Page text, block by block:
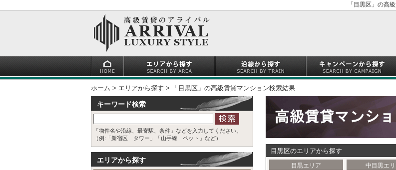
「目黒区」の高
ホーム エリアから探す 「目黒区」の高級賃貸マンション検索結果
目黒区のエリアから探す
目黒エリア 中目黒エ
キーワード検索
「物件名や沿線、最寄駅、条件」などを入力してください。
（例:「新宿区 タワー」「山手線 ペット」など）
エリアから探す